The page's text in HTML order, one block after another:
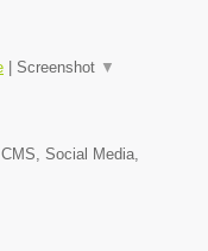
Screenshot ▼
Social Media,